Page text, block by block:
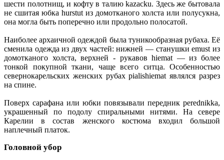
шести полотнищ, и кофту в талию kazacku. Здесь же бытовала
не сшитая юбка hurstut из домотканого холста или полусукна,
она могла быть поперечно или продольно полосатой.
Наиболее архаичной одеждой была туникообразная рубаха. Её
сменила одежда из двух частей: нижней — станушки emust из
домотканого холста, верхней - рукавов hiemat — из более
тонкой покупной ткани, чаще всего ситца. Особенностью
севернокарельских женских рубах pialishiemat являлся разрез
на спине.
Поверх сарафана или юбки повязывали передник perednikka,
украшенный по подолу спиральными нитями. На севере
Карелии в состав женского костюма входил большой
наплечный платок.
Головной убор